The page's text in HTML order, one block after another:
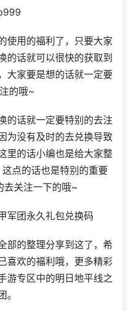
用的福利了，只要大家
的话就可以很快的获取到
大家要是想的话就一定要
的哦~
话就一定要特别的去注
为没有及时的去兑换导致
里的话小编也是给大家整
点的话也是特别的重要
去关注一下的哦~
团永久礼包兑换码
部的整理分享到这了，希
喜欢的福利哦，更多精彩
游专区中的明日地平线之
。